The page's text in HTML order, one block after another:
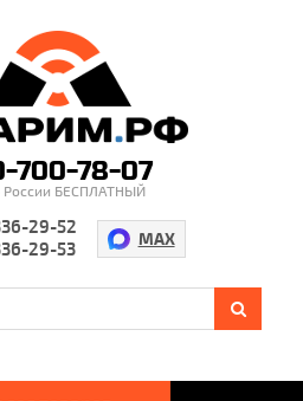
700-78-07
России БЕСПЛАТНЫЙ
29-52
29-53
MAX